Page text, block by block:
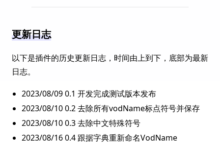
更新日志
以下是插件的历史更新日志，时间由上到下，底部为最新
日志。
2023/08/09 0.1 开发完成测试版本发布
2023/08/10 0.2 去除所有vodName标点符号并保存
2023/08/10 0.3 去除中文特殊符号
2023/08/16 0.4 跟据字典重新命名VodName